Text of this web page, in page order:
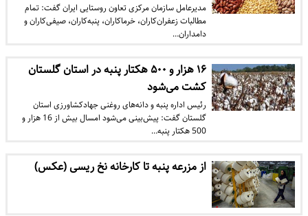
مدیرعامل سازمان مرکزی تعاون روستایی ایران گفت: تمام
مطالبات زعفران‌کاران، خرماکاران، پنبه‌کاران، صیفی‌کاران و
دامداران…
۱۶ هزار و ۵۰۰ هکتار پنبه در استان گلستان
کشت می‌شود
رئیس اداره پنبه و دانه‎‌‎های روغنی جهادکشاورزی استان
گلستان گفت: پیش‌بینی می‌شود امسال بیش از 16 هزار و
500 هکتار پنبه…
از مزرعه پنبه تا کارخانه نخ ریسی (عکس)